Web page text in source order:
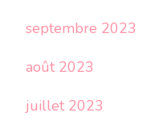
septembre 2023
août 2023
juillet 2023